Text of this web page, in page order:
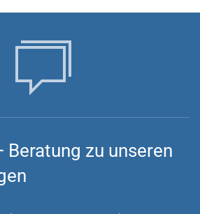
Beratung zu unseren